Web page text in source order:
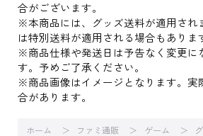
合がございます。
※本商品には、グッズ送料が適用され
は特別送料が適用される場合もありま
※商品仕様や発送日は予告なく変更に
す。予めご了承ください。
※商品画像はイメージとなります。実
合があります。
ホーム ファミ通販 ゲーム